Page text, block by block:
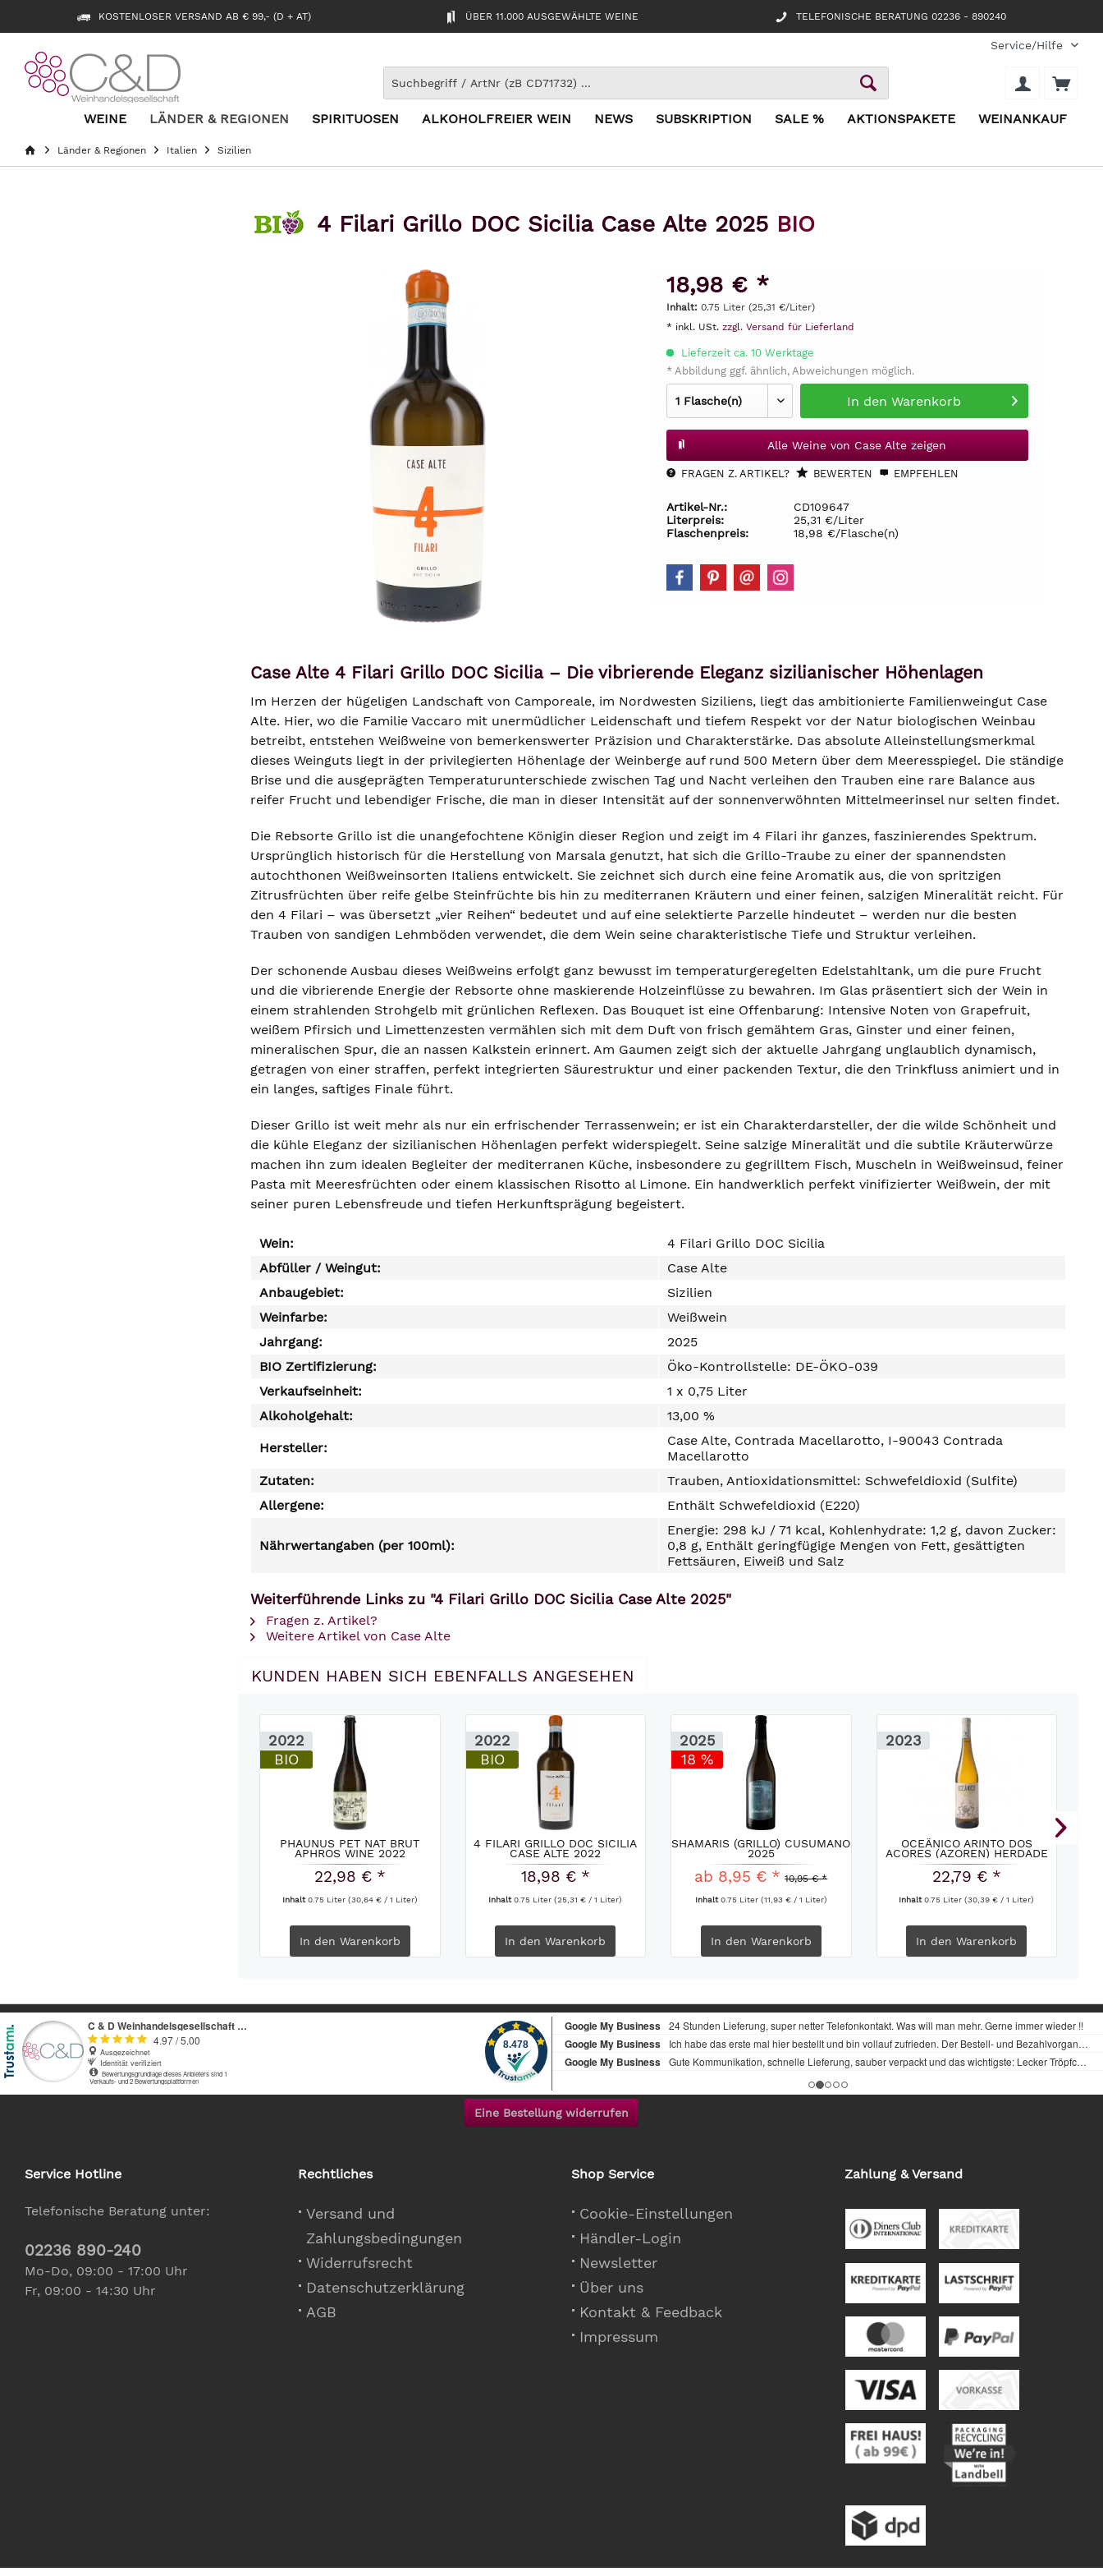
KOSTENLOSER VERSAND AB € 99,- (D + AT) ÜBER 11.000 AUSGEWÄHLTE WEINE TELEFONISCHE BERATUNG 02236 - 890240
Service/Hilfe
WEINE LÄNDER & REGIONEN SPIRITUOSEN ALKOHOLFREIER WEIN NEWS SUBSKRIPTION SALE % AKTIONSPAKETE WEINANKAUF
Länder & Regionen Italien Sizilien
4 Filari Grillo DOC Sicilia Case Alte 2025 BIO
18,98 € *
Inhalt: 0.75 Liter (25,31 €/Liter)
* inkl. USt. zzgl. Versand für Lieferland
Lieferzeit ca. 10 Werktage
* Abbildung ggf. ähnlich, Abweichungen möglich.
In den Warenkorb
Alle Weine von Case Alte zeigen
FRAGEN Z. ARTIKEL? BEWERTEN EMPFEHLEN
Artikel-Nr.:
CD109647
Literpreis:
25,31 €/Liter
Flaschenpreis:
18,98 €/Flasche(n)
Case Alte 4 Filari Grillo DOC Sicilia – Die vibrierende Eleganz sizilianischer Höhenlagen
Im Herzen der hügeligen Landschaft von Camporeale, im Nordwesten Siziliens, liegt das ambitionierte Familienweingut Case
Alte. Hier, wo die Familie Vaccaro mit unermüdlicher Leidenschaft und tiefem Respekt vor der Natur biologischen Weinbau
betreibt, entstehen Weißweine von bemerkenswerter Präzision und Charakterstärke. Das absolute Alleinstellungsmerkmal
dieses Weinguts liegt in der privilegierten Höhenlage der Weinberge auf rund 500 Metern über dem Meeresspiegel. Die ständige
Brise und die ausgeprägten Temperaturunterschiede zwischen Tag und Nacht verleihen den Trauben eine rare Balance aus
reifer Frucht und lebendiger Frische, die man in dieser Intensität auf der sonnenverwöhnten Mittelmeerinsel nur selten findet.
Die Rebsorte Grillo ist die unangefochtene Königin dieser Region und zeigt im 4 Filari ihr ganzes, faszinierendes Spektrum.
Ursprünglich historisch für die Herstellung von Marsala genutzt, hat sich die Grillo-Traube zu einer der spannendsten
autochthonen Weißweinsorten Italiens entwickelt. Sie zeichnet sich durch eine feine Aromatik aus, die von spritzigen
Zitrusfrüchten über reife gelbe Steinfrüchte bis hin zu mediterranen Kräutern und einer feinen, salzigen Mineralität reicht. Für
den 4 Filari – was übersetzt „vier Reihen“ bedeutet und auf eine selektierte Parzelle hindeutet – werden nur die besten
Trauben von sandigen Lehmböden verwendet, die dem Wein seine charakteristische Tiefe und Struktur verleihen.
Der schonende Ausbau dieses Weißweins erfolgt ganz bewusst im temperaturgeregelten Edelstahltank, um die pure Frucht
und die vibrierende Energie der Rebsorte ohne maskierende Holzeinflüsse zu bewahren. Im Glas präsentiert sich der Wein in
einem strahlenden Strohgelb mit grünlichen Reflexen. Das Bouquet ist eine Offenbarung: Intensive Noten von Grapefruit,
weißem Pfirsich und Limettenzesten vermählen sich mit dem Duft von frisch gemähtem Gras, Ginster und einer feinen,
mineralischen Spur, die an nassen Kalkstein erinnert. Am Gaumen zeigt sich der aktuelle Jahrgang unglaublich dynamisch,
getragen von einer straffen, perfekt integrierten Säurestruktur und einer packenden Textur, die den Trinkfluss animiert und in
ein langes, saftiges Finale führt.
Dieser Grillo ist weit mehr als nur ein erfrischender Terrassenwein; er ist ein Charakterdarsteller, der die wilde Schönheit und
die kühle Eleganz der sizilianischen Höhenlagen perfekt widerspiegelt. Seine salzige Mineralität und die subtile Kräuterwürze
machen ihn zum idealen Begleiter der mediterranen Küche, insbesondere zu gegrilltem Fisch, Muscheln in Weißweinsud, feiner
Pasta mit Meeresfrüchten oder einem klassischen Risotto al Limone. Ein handwerklich perfekt vinifizierter Weißwein, der mit
seiner puren Lebensfreude und tiefen Herkunftsprägung begeistert.
Wein:
4 Filari Grillo DOC Sicilia
Abfüller / Weingut:
Case Alte
Anbaugebiet:
Sizilien
Weinfarbe:
Weißwein
Jahrgang:
2025
BIO Zertifizierung:
Öko-Kontrollstelle: DE-ÖKO-039
Verkaufseinheit:
1 x 0,75 Liter
Alkoholgehalt:
13,00 %
Hersteller:
Case Alte, Contrada Macellarotto, I-90043 Contrada
Macellarotto
Zutaten:
Trauben, Antioxidationsmittel: Schwefeldioxid (Sulfite)
Allergene:
Enthält Schwefeldioxid (E220)
Nährwertangaben (per 100ml):
Energie: 298 kJ / 71 kcal, Kohlenhydrate: 1,2 g, davon Zucker:
0,8 g, Enthält geringfügige Mengen von Fett, gesättigten
Fettsäuren, Eiweiß und Salz
Weiterführende Links zu "4 Filari Grillo DOC Sicilia Case Alte 2025"
Fragen z. Artikel?
Weitere Artikel von Case Alte
KUNDEN HABEN SICH EBENFALLS ANGESEHEN
2022
BIO
PHAUNUS PET NAT BRUT
APHROS WINE 2022
22,98 € *
Inhalt0.75 Liter (30,64 € / 1 Liter)
In den Warenkorb
2022
BIO
4 FILARI GRILLO DOC SICILIA
CASE ALTE 2022
18,98 € *
Inhalt0.75 Liter(25,31 € / 1 Liter)
In den Warenkorb
2025
18 %
SHAMARIS (GRILLO) CUSUMANO
2025
ab 8,95 € * 10,95 € *
Inhalt0.75 Liter (11,93 € / 1 Liter)
In den Warenkorb
2023
OCEÂNICO ARINTO DOS
ACORES (AZOREN) HERDADE
DO...
22,79 € *
Inhalt0.75 Liter(30,39 € / 1 Liter)
In den Warenkorb
Eine Bestellung widerrufen
Service Hotline
Telefonische Beratung unter:
02236 890-240
Mo-Do, 09:00 - 17:00 Uhr
Fr, 09:00 - 14:30 Uhr
Rechtliches
Versand und
Zahlungsbedingungen
Widerrufsrecht
Datenschutzerklärung
AGB
Shop Service
Cookie-Einstellungen
Händler-Login
Newsletter
Über uns
Kontakt & Feedback
Impressum
Zahlung & Versand